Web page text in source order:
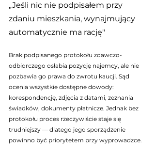
„Jeśli nic nie podpisałem przy
zdaniu mieszkania, wynajmujący
automatycznie ma rację"
Brak podpisanego protokołu zdawczo-
odbiorczego osłabia pozycję najemcy, ale nie
pozbawia go prawa do zwrotu kaucji. Sąd
ocenia wszystkie dostępne dowody:
korespondencję, zdjęcia z datami, zeznania
świadków, dokumenty płatnicze. Jednak bez
protokołu proces rzeczywiście staje się
trudniejszy — dlatego jego sporządzenie
powinno być priorytetem przy wyprowadzce.